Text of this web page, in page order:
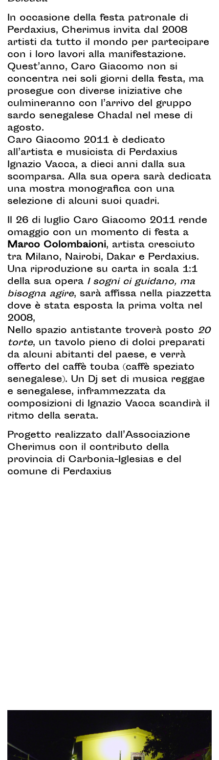
In occasione della festa patronale di
Perdaxius, Cherimus invita dal 2008
artisti da tutto il mondo per partecipare
con i loro lavori alla manifestazione.
Quest’anno, Caro Giacomo non si
concentra nei soli giorni della festa, ma
prosegue con diverse iniziative che
culmineranno con l’arrivo del gruppo
sardo senegalese Chadal nel mese di
agosto.
Caro Giacomo 2011 è dedicato
all’artista e musicista di Perdaxius
Ignazio Vacca, a dieci anni dalla sua
scomparsa. Alla sua opera sarà dedicata
una mostra monografica con una
selezione di alcuni suoi quadri.
Il 26 di luglio Caro Giacomo 2011 rende
omaggio con un momento di festa a
Marco Colombaioni, artista cresciuto
tra Milano, Nairobi, Dakar e Perdaxius.
Una riproduzione su carta in scala 1:1
della sua opera I sogni ci guidano, ma
bisogna agire, sarà affissa nella piazzetta
dove è stata esposta la prima volta nel
2008,
Nello spazio antistante troverà posto 20
torte, un tavolo pieno di dolci preparati
da alcuni abitanti del paese, e verrà
offerto del caffè touba (caffè speziato
senegalese). Un Dj set di musica reggae
e senegalese, inframmezzata da
composizioni di Ignazio Vacca scandirà il
ritmo della serata.
Progetto realizzato dall’Associazione
Cherimus con il contributo della
provincia di Carbonia-Iglesias e del
comune di Perdaxius